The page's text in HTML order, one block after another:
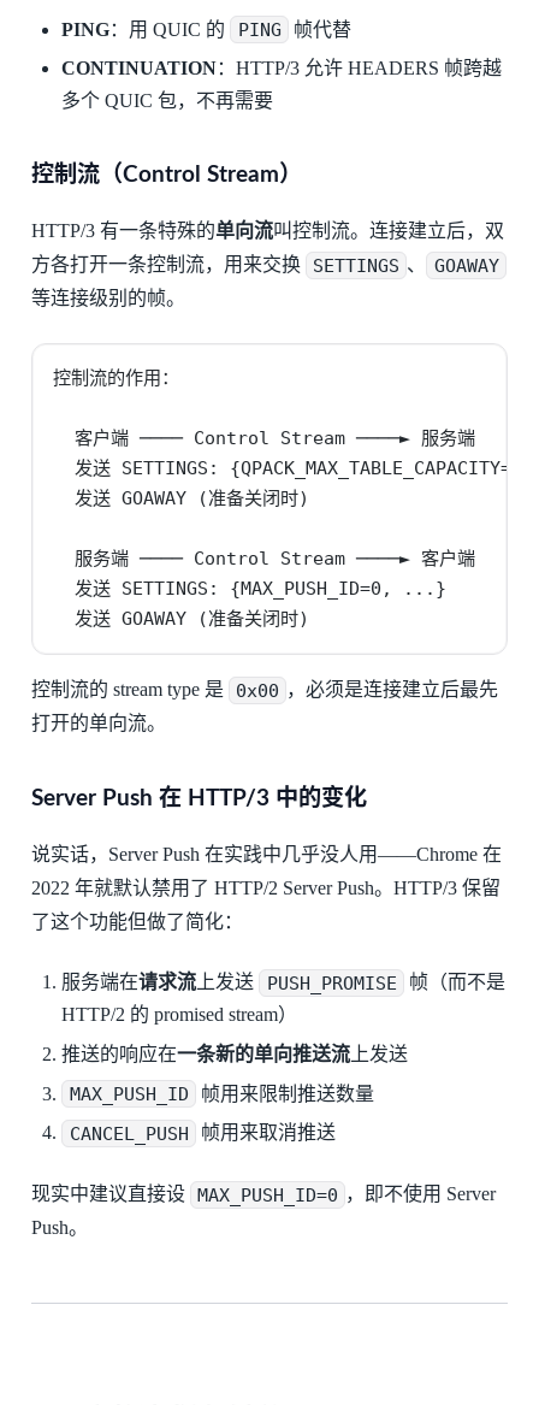
PING：用 QUIC 的 PING
帧代替
CONTINUATION：HTTP/3 允许 HEADERS 帧跨越
多个 QUIC 包，不再需要
控制流（Control Stream）
HTTP/3 有一条特殊的单向流叫控制流。连接建立后，双
方各打开一条控制流，用来交换
SETTINGS 、 GOAWAY
等连接级别的帧。
控制流的作用：
  客户端 ──── Control Stream ────► 服务端
发送 SETTINGS:
  发送 GOAWAY (准备关闭时)
  服务端 ──── Control Stream ────► 客户端
  发送 SETTINGS: {MAX_PUSH_ID=0, ...}
  发送 GOAWAY (准备关闭时)
控制流的 stream type 是 0x00 ，必须是连接建立后最先
打开的单向流。
Server Push 在 HTTP/3 中的变化
说实话，Server Push 在实践中几乎没人用——Chrome 在
2022 年就默认禁用了 HTTP/2 Server Push。HTTP/3 保留
了这个功能但做了简化：
服务端在请求流上发送 PUSH_PROMISE
帧（而不是
HTTP/2 的 promised stream）
推送的响应在一条新的单向推送流 上发送
MAX_PUSH_ID 帧用来限制推送数量
CANCEL_PUSH 帧用来取消推送
现实中建议直接设 MAX_PUSH_ID=0 ，即不使用 Server
Push。